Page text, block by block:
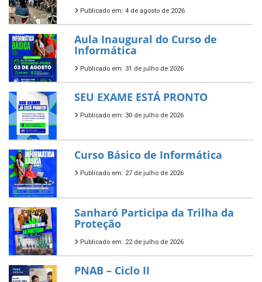
Publicado em: 4 de agosto de 2026
Aula Inaugural do Curso de
Informática
Publicado em: 31 de julho de 2026
SEU EXAME ESTÁ PRONTO
Publicado em: 30 de julho de 2026
Curso Básico de Informática
Publicado em: 27 de julho de 2026
Sanharó Participa da Trilha da
Proteção
Publicado em: 22 de julho de 2026
PNAB – Ciclo II